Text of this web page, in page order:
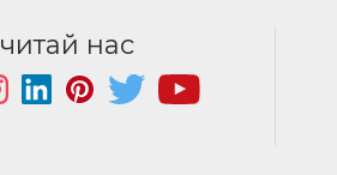
читай нас